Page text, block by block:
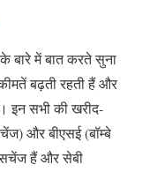
बारे में बात करते सुना
बढ़ती रहती हैं और
इन सभी की खरीद-
और बीएसई (बॉम्बे
हैं और सेबी